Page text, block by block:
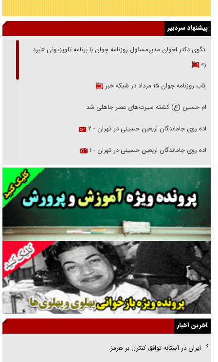
پیشنهاد سردبیر
گفتگوی دکتر اخوان مدیرمسئول روزنامه جوان با برنامه تلویزیونی «نبرد
هرمز»
بازتاب روزنامه جوان ۱۵ مرداد در شبکه خبر
امام حسین (ع) کشته سیرت‌های عصر جاهلی شد
پیاده روی جاماندگان اربعین حسینی در تهران - ۲
پیاده روی جاماندگان اربعین حسینی در تهران - ۱
فریاد‌ها و ناله‌های دوستان مبارزدلم را آتش می‌زد
تغییر رویه دشمن در ترور از شیخ فضل‌الله تا مصباح یزدی
خرید قسطی اولش خنده و آخرش گریه است!
فوتبال و آن «بالا»!
راهبرد غافلگیری با نسل جدید پهپاد‌ها
جنجال پزشکان تقلبی در صنعت زیبایی
یهودی‌ها در ادبیات داستانی اروپا؛ از شکسپیر تا دیکنز
گفت‌وگو با خواهر یکی از شهدای جنگ رمضان/ خواهرم فرمانده جهادی و
اهل خدمت بی‌منت بود
آخرین اخبار
ایران در آستانه توافق کنترل بر هرمز